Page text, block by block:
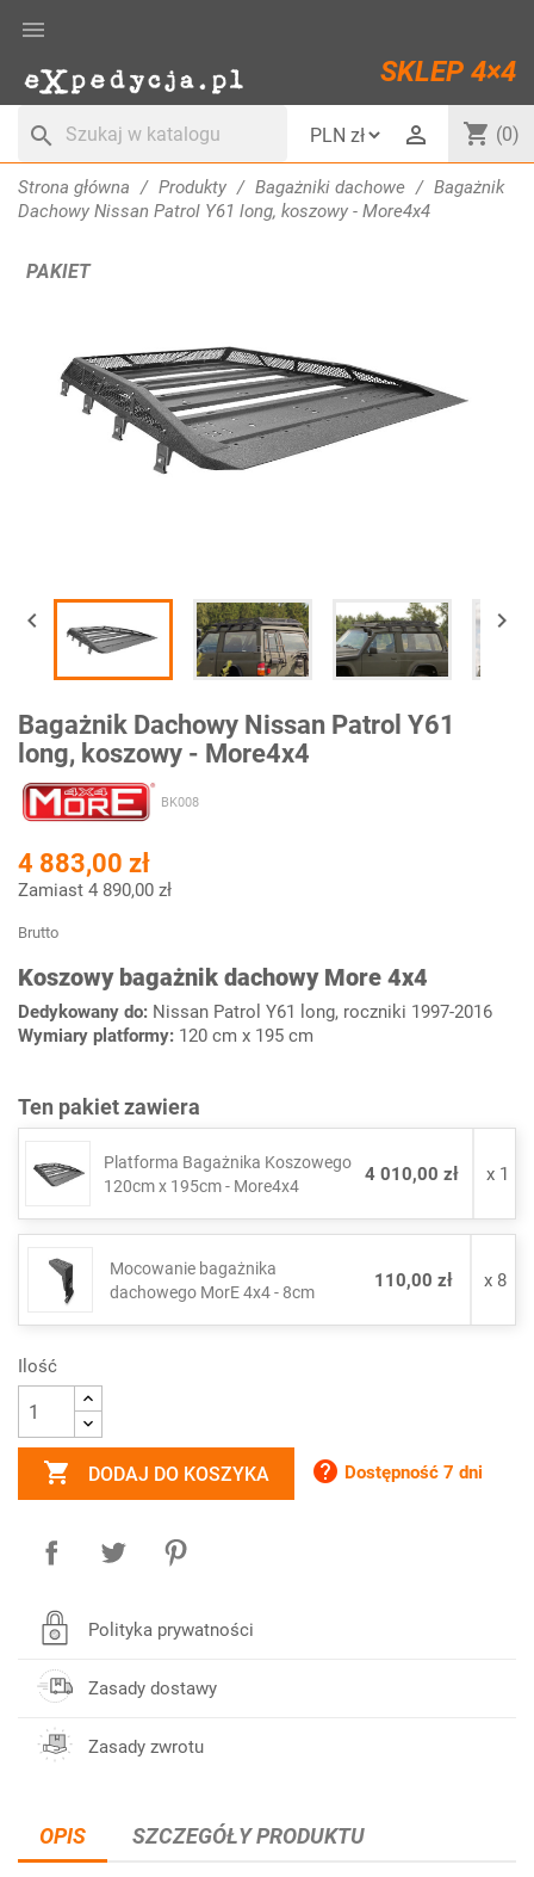

SKLEP 4×4
search  shopping_cart (0)
Strona główna Produkty Bagażniki dachowe
Bagażnik
Dachowy Nissan Patrol Y61 long, koszowy - More4x4
PAKIET
 
Bagażnik Dachowy Nissan Patrol Y61
long, koszowy - More4x4
BK008
4 883,00 zł
Zamiast 4 890,00 zł
Brutto
Koszowy bagażnik dachowy More 4x4
Dedykowany do: Nissan Patrol Y61 long, roczniki 1997-2016
Wymiary platformy: 120 cm x 195 cm
Ten pakiet zawiera
Platforma Bagażnika Koszowego
120cm x 195cm - More4x4
4 010,00 zł x 1
Mocowanie bagażnika
dachowego MorE 4x4 - 8cm
110,00 zł x 8
Ilość
 DODAJ DO KOSZYKA  Dostępność 7 dni
Polityka prywatności
Zasady dostawy
Zasady zwrotu
OPIS SZCZEGÓŁY PRODUKTU